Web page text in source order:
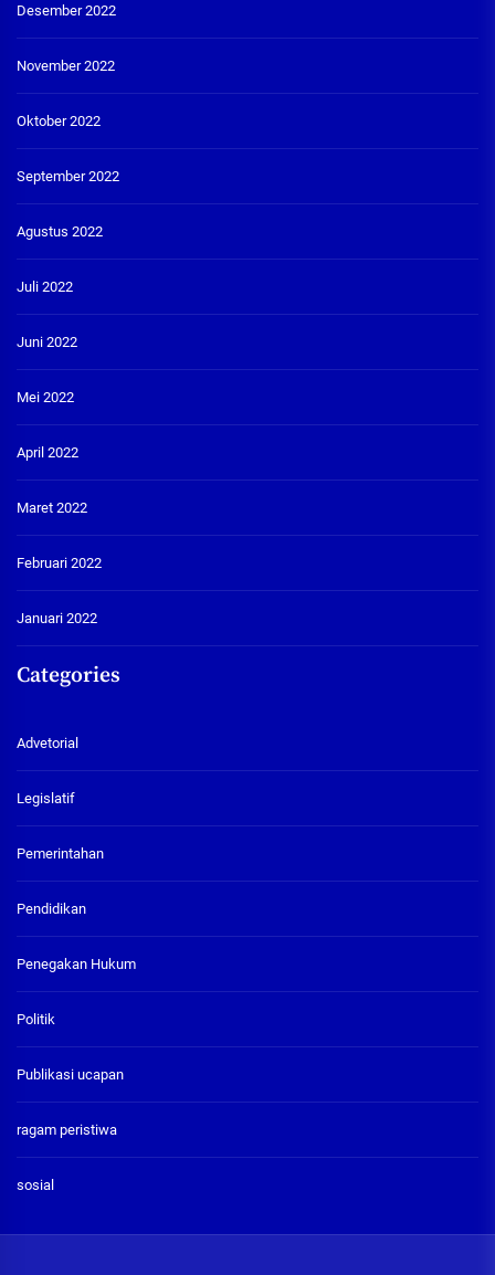
Desember 2022
November 2022
Oktober 2022
September 2022
Agustus 2022
Juli 2022
Juni 2022
Mei 2022
April 2022
Maret 2022
Februari 2022
Januari 2022
Categories
Advetorial
Legislatif
Pemerintahan
Pendidikan
Penegakan Hukum
Politik
Publikasi ucapan
ragam peristiwa
sosial